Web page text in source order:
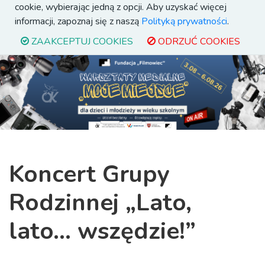
cookie, wybierając jedną z opcji. Aby uzyskać więcej
informacji, zapoznaj się z naszą Polityką prywatności.
ZAAKCEPTUJ COOKIES
ODRZUĆ COOKIES
Previous Next
Koncert Grupy
Rodzinnej „Lato,
lato... wszędzie!”